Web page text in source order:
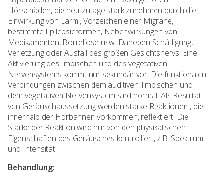
Hörschäden, die heutzutage stark zunehmen durch die
Einwirkung von Lärm., Vorzeichen einer Migräne,
bestimmte Epilepsieformen, Nebenwirkungen von
Medikamenten, Borreliose usw. Daneben Schädigung,
Verletzung oder Ausfall des großen Gesichtsnervs. Eine
Aktivierung des limbischen und des vegetativen
Nervensystems kommt nur sekundär vor. Die funktionalen
Verbindungen zwischen dem auditiven, limbischen und
dem vegetativen Nervensystem sind normal. Als Resultat
von Geräuschaussetzung werden starke Reaktionen , die
innerhalb der Hörbahnen vorkommen, reflektiert. Die
Stärke der Reaktion wird nur von den physikalischen
Eigenschaften des Geräusches kontrolliert, z.B. Spektrum
und Intensität.
Behandlung: